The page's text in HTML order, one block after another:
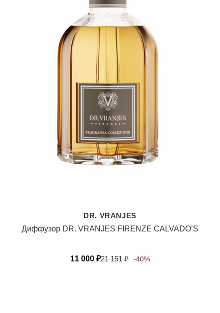
DR. VRANJES
Диффузор DR. VRANJES FIRENZE CALVADO’S
11 000 ₽21 151₽ -40%